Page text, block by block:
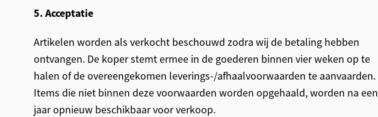
5. Acceptatie
Artikelen worden als verkocht beschouwd zodra wij de betaling hebben
ontvangen. De koper stemt ermee in de goederen binnen vier weken op te
halen of de overeengekomen leverings-/afhaalvoorwaarden te aanvaarden.
Items die niet binnen deze voorwaarden worden opgehaald, worden na een
jaar opnieuw beschikbaar voor verkoop.